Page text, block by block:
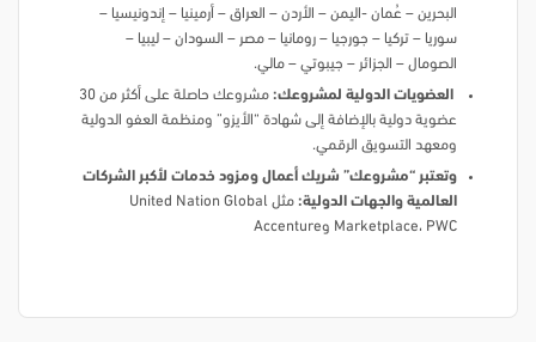
البحرين – عُمان -اليمن – الأردن – العراق – أرمينيا – إندونيسيا –
سوريا – تركيا – جورجيا – رومانيا – مصر – السودان – ليبيا –
الصومال – الجزائر – جيبوتي – مالي.
العضويات الدولية لمشروعك:
مشروعك حاصلة على أكثر من 30
عضوية دولية بالإضافة إلى شهادة “الأيزو” ومنظمة العفو الدولية
ومعهد التسويق الرقمي.
وتعتبر “مشروعك” شريك أعمال ومزود خدمات لأكبر الشركات
العالمية والجهات الدولية:
مثل United Nation Global
Marketplace، PWC وAccenture